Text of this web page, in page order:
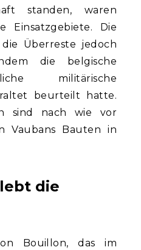
standen, waren
Einsatzgebiete. Die
Überreste jedoch
die belgische
militärische
beurteilt hatte.
sind nach wie vor
Vaubans Bauten in
die
Bouillon, das im